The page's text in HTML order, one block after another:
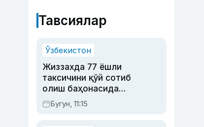
Тавсиялар
Ўзбекистон
Жиззахда 77 ёшли
таксичини қўй сотиб
олиш баҳонасида
яйловга олиб бориб
ўлдирган йигит 20
Бугун, 11:15